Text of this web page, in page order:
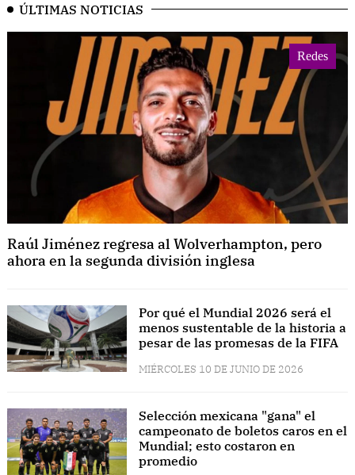
ÚLTIMAS NOTICIAS
Redes
Raúl Jiménez regresa al Wolverhampton, pero
ahora en la segunda división inglesa
Por qué el Mundial 2026 será el
menos sustentable de la historia a
pesar de las promesas de la FIFA
MIÉRCOLES 10 DE JUNIO DE 2026
Selección mexicana "gana" el
campeonato de boletos caros en el
Mundial; esto costaron en
promedio